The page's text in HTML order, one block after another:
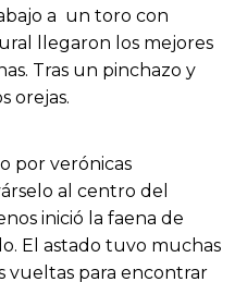
a un toro con
llegaron los mejores
Tras un pinchazo y
orejas.
por verónicas
al centro del
inició la faena de
El astado tuvo muchas
vueltas para encontrar